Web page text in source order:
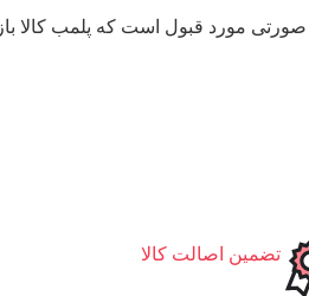
صورتی مورد قبول است که پلمب کالا باز
تضمین اصالت کالا